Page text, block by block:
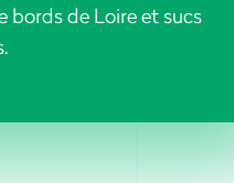
bords de Loire et sucs